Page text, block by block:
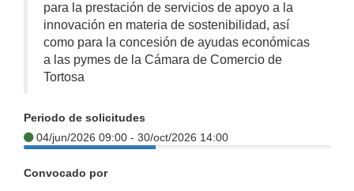
para la prestación de servicios de apoyo a la
innovación en materia de sostenibilidad, así
como para la concesión de ayudas económicas
a las pymes de la Cámara de Comercio de
Tortosa
Periodo de solicitudes
04/jun/2026 09:00 - 30/oct/2026 14:00
Convocado por